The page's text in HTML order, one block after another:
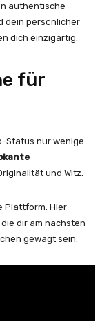
authentische
dein persönlicher
dich einzigartig.
für
Status nur wenige
und Witz.
Plattform. Hier
dir am nächsten
gewagt sein.